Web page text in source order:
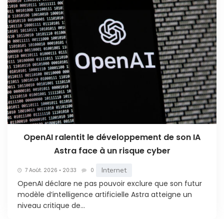
OpenAI ralentit le développement de son IA
Astra face à un risque cyber
7 Août. 2026 • 20:33 0 Internet
OpenAI déclare ne pas pouvoir exclure que son futur
modèle d’intelligence artificielle Astra atteigne un
niveau critique de...